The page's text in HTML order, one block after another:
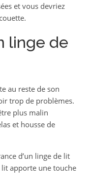
et vous devriez
linge de
au reste de son
trop de problèmes.
plus malin
et housse de
d’un linge de lit
lit apporte une touche